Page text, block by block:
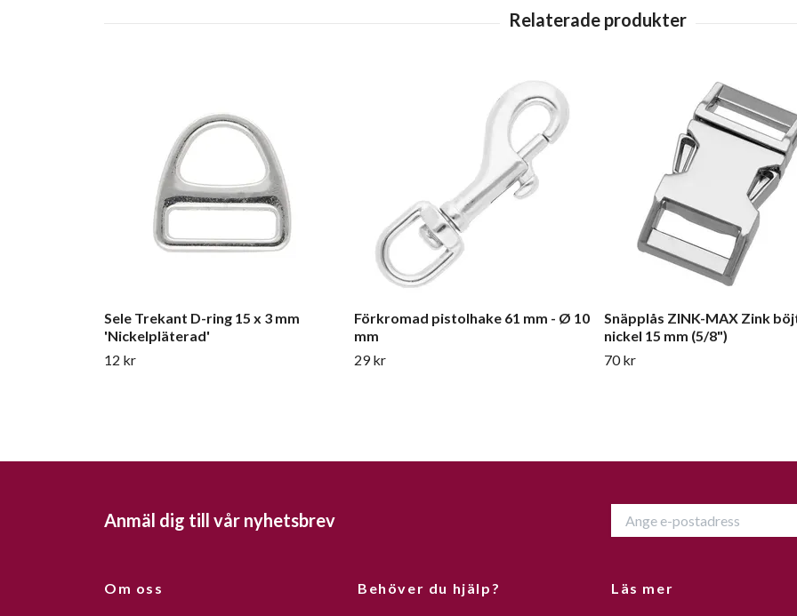
Sele Trekant D-ring 15 x 3 mm
'Nickelpläterad'
12 kr
Förkromad pistolhake 61 mm - Ø 10
mm
29 kr
Snäpplås ZINK-MAX Zink
nickel 15 mm (5/8")
70 kr
Anmäl dig till vår nyhetsbrev
Om oss Behöver du hjälp? Läs mer